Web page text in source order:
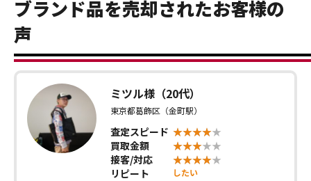
ブランド品を売却されたお客様の
声
ミツル様（20代）
東京都葛飾区（金町駅）
査定スピード
買取金額
接客/対応
リピート
したい